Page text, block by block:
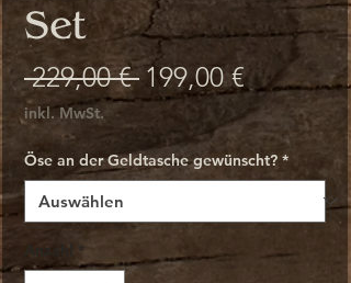
Set
229,00 € Standardpreis
199,00 €Sale-
Preis
inkl. MwSt.
Öse an der Geldtasche gewünscht? *
*